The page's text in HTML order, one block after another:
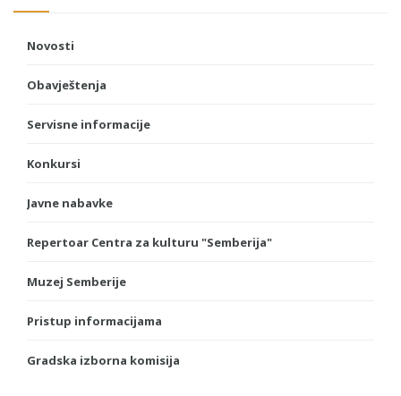
Novosti
Obavještenja
Servisne informacije
Konkursi
Javne nabavke
Repertoar Centra za kulturu "Semberija"
Muzej Semberije
Pristup informacijama
Gradska izborna komisija